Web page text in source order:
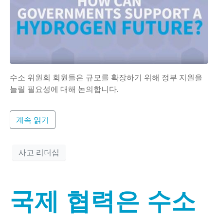
수소 위원회 회원들은 규모를 확장하기 위해 정부 지원을
늘릴 필요성에 대해 논의합니다.
계속 읽기
사고 리더십
국제 협력은 수소